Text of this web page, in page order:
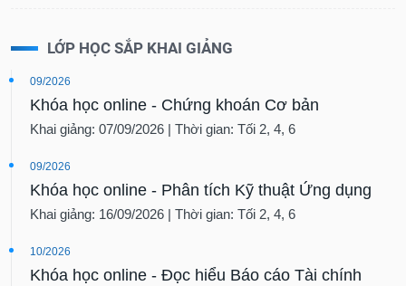
LỚP HỌC SẮP KHAI GIẢNG
09/2026
Khóa học online - Chứng khoán Cơ bản
Khai giảng: 07/09/2026 | Thời gian: Tối 2, 4, 6
09/2026
Khóa học online - Phân tích Kỹ thuật Ứng dụng
Khai giảng: 16/09/2026 | Thời gian: Tối 2, 4, 6
10/2026
Khóa học online - Đọc hiểu Báo cáo Tài chính